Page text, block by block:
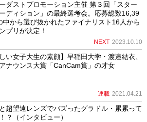
ダストプロモーション主催 第３回「スター
ディション」の最終選考会。応募総数16,39
中から選び抜かれたファイナリスト16人から
プリが決定！
NEXT 2023.10.10
しい女子大生の素顔】早稲田大学・渡邉結衣、
ナウンス大賞「CanCam賞」の才女
連載 2021.04.21
超望遠レンズでバズったグラドル・累累って
？（インタビュー）